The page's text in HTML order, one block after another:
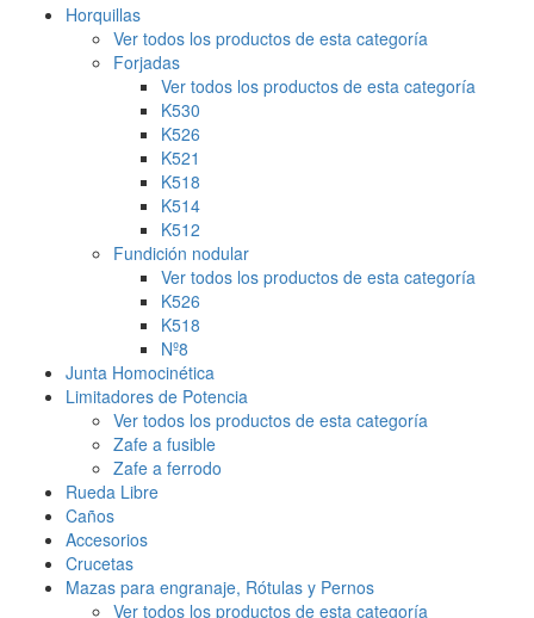
Horquillas
Ver todos los productos de esta categoría
Forjadas
Ver todos los productos de esta categoría
K530
K526
K521
K518
K514
K512
Fundición nodular
Ver todos los productos de esta categoría
K526
K518
Nº8
Junta Homocinética
Limitadores de Potencia
Ver todos los productos de esta categoría
Zafe a fusible
Zafe a ferrodo
Rueda Libre
Caños
Accesorios
Crucetas
Mazas para engranaje, Rótulas y Pernos
Ver todos los productos de esta categoría